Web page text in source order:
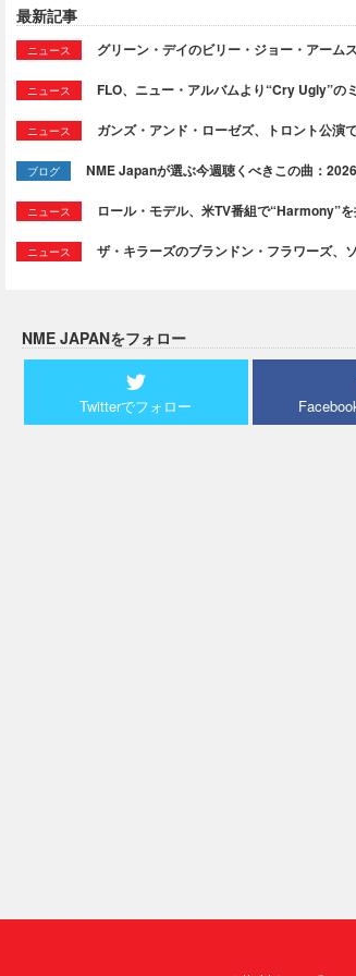
最新記事
ニュース グリーン・デイのビリー・ジョー・アーム
ニュース FLO、ニュー・アルバムより“Cry Ugly”の
ニュース ガンズ・アンド・ローゼズ、トロント公演
ブログ NME Japanが選ぶ今週聴くべきこの曲：
ニュース ロール・モデル、米TV番組で“Harmony”
ニュース ザ・キラーズのブランドン・フラワーズ
NME JAPANをフォロー
Twitterでフォロー